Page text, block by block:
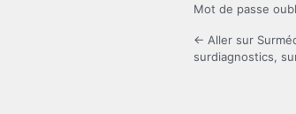
Mot de passe
← Aller sur
surdiagnostics,